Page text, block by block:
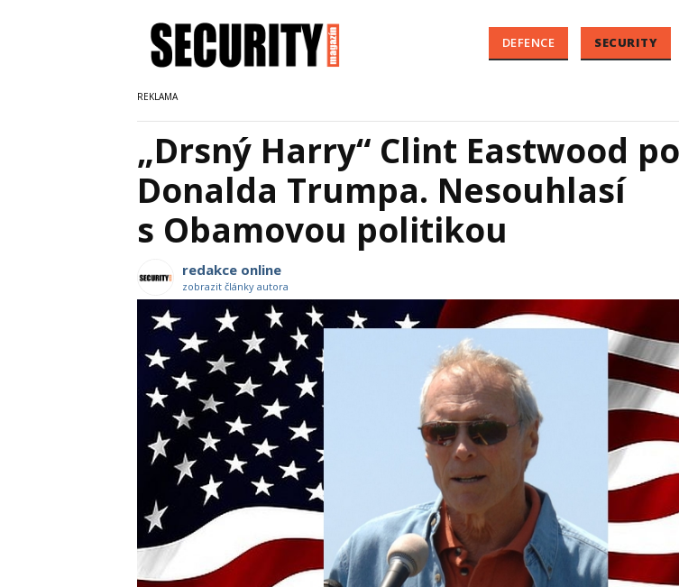
DEFENCE SECURITY
„Drsný Harry“ Clint Eastwood
Donalda Trumpa. Nesouhlasí
s Obamovou politikou
redakce online
zobrazit články autora